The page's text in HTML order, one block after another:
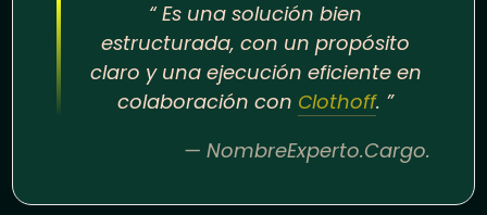
“ Es una solución bien
estructurada, con un propósito
claro y una ejecución eficiente en
colaboración con Сlothoff. ”
— NombreExperto.Cargo.